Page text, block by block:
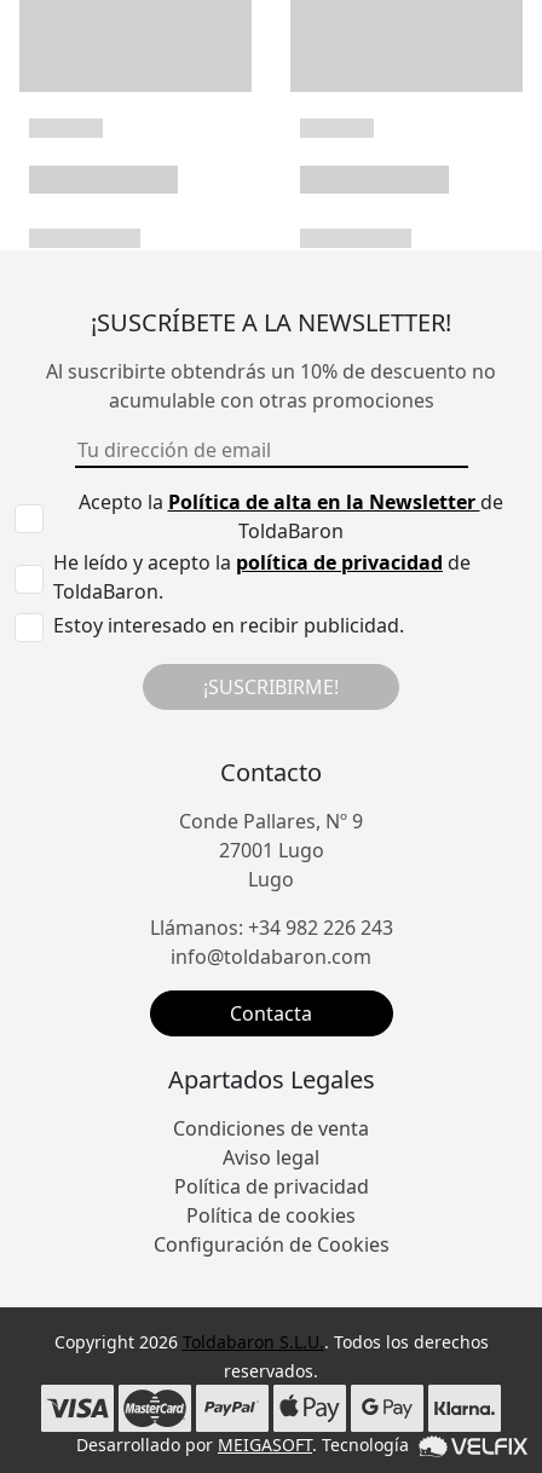
¡SUSCRÍBETE A LA NEWSLETTER!
Al suscribirte obtendrás un 10% de descuento no
acumulable con otras promociones
Acepto la Política de alta en la Newsletterde
ToldaBaron
He leído y acepto la política de privacidad de
ToldaBaron.
Estoy interesado en recibir publicidad.
¡SUSCRIBIRME!
Contacto
Conde Pallares, Nº 9
27001 Lugo
Lugo
Llámanos: +34 982 226 243
info@toldabaron.com
Contacta
Apartados Legales
Condiciones de venta
Aviso legal
Política de privacidad
Política de cookies
Configuración de Cookies
Copyright 2026 Toldabaron S.L.U.. Todos los derechos
reservados.
Desarrollado por MEIGASOFT. Tecnología